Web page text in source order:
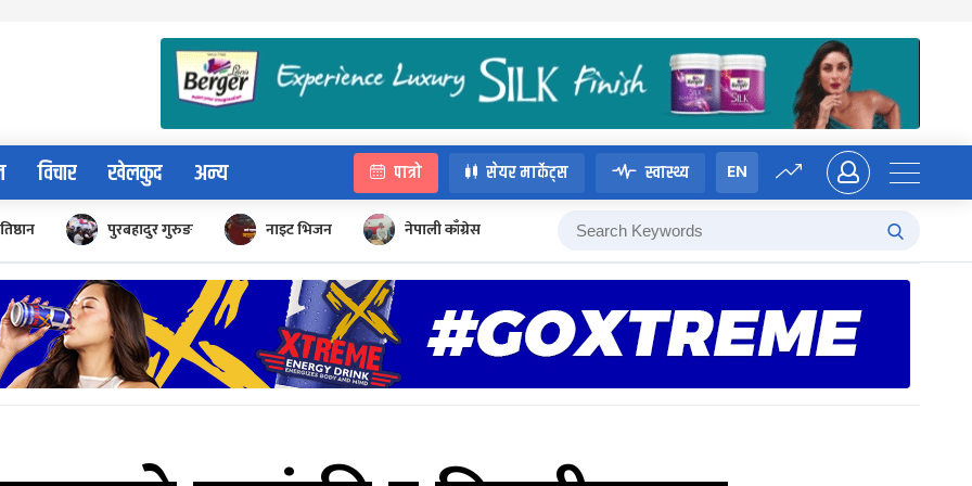
विचार खेलकुद अन्य पात्रो सेयर मार्केट्स स्वास्थ्य EN
पुरबहादुर गुरुङ नाइट भिजन नेपाली काँग्रेस